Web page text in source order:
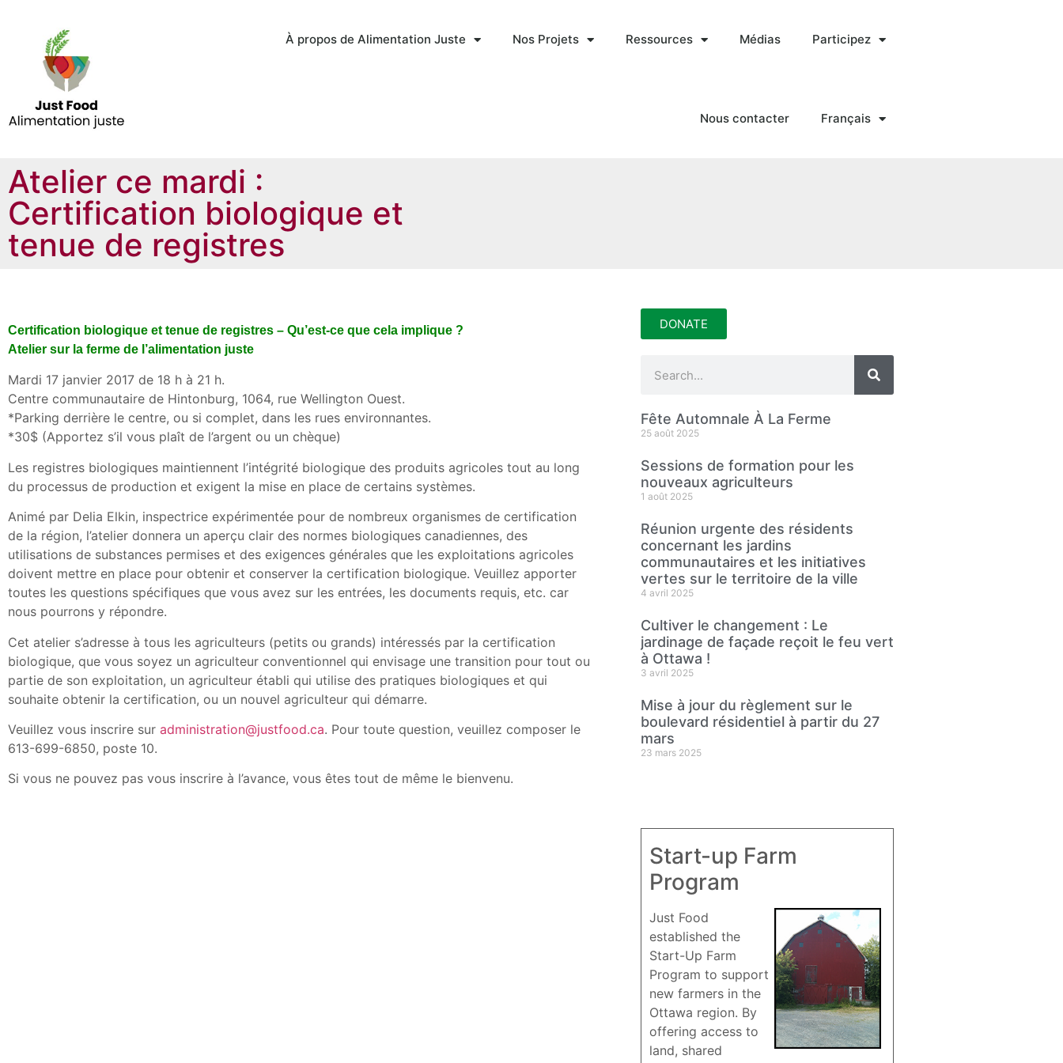
À propos de Alimentation Juste Nos Projets Ressources Médias Participez
Nous contacter Français
Atelier ce mardi :
Certification biologique et
tenue de registres
Certification biologique et tenue de registres – Qu’est-ce que cela implique ?
Atelier sur la ferme de l’alimentation juste
Mardi 17 janvier 2017 de 18 h à 21 h.
Centre communautaire de Hintonburg, 1064, rue Wellington Ouest.
*Parking derrière le centre, ou si complet, dans les rues environnantes.
*30$ (Apportez s’il vous plaît de l’argent ou un chèque)
Les registres biologiques maintiennent l’intégrité biologique des produits agricoles tout au long
du processus de production et exigent la mise en place de certains systèmes.
Animé par Delia Elkin, inspectrice expérimentée pour de nombreux organismes de certification
de la région, l’atelier donnera un aperçu clair des normes biologiques canadiennes, des
utilisations de substances permises et des exigences générales que les exploitations agricoles
doivent mettre en place pour obtenir et conserver la certification biologique. Veuillez apporter
toutes les questions spécifiques que vous avez sur les entrées, les documents requis, etc. car
nous pourrons y répondre.
Cet atelier s’adresse à tous les agriculteurs (petits ou grands) intéressés par la certification
biologique, que vous soyez un agriculteur conventionnel qui envisage une transition pour tout ou
partie de son exploitation, un agriculteur établi qui utilise des pratiques biologiques et qui
souhaite obtenir la certification, ou un nouvel agriculteur qui démarre.
Veuillez vous inscrire sur administration@justfood.ca. Pour toute question, veuillez composer le
613-699-6850, poste 10.
Si vous ne pouvez pas vous inscrire à l’avance, vous êtes tout de même le bienvenu.
DONATE
Fête Automnale À La Ferme
25 août 2025
Sessions de formation pour les
nouveaux agriculteurs
1 août 2025
Réunion urgente des résidents
concernant les jardins
communautaires et les initiatives
vertes sur le territoire de la ville
4 avril 2025
Cultiver le changement : Le
jardinage de façade reçoit le feu vert
à Ottawa !
3 avril 2025
Mise à jour du règlement sur le
boulevard résidentiel à partir du 27
mars
23 mars 2025
Start-up Farm
Program
Just Food
established the
Start-Up Farm
Program to support
new farmers in the
Ottawa region. By
offering access to
land, shared